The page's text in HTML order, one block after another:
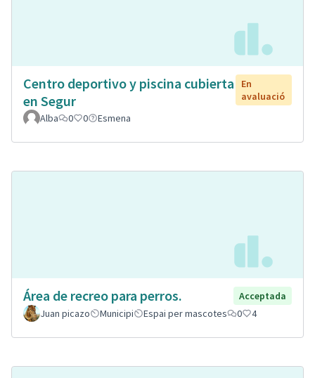
Centro deportivo y piscina cubierta
en Segur
En
avaluació
Alba
0 0 Esmena
Área de recreo para perros.
Acceptada
Juan picazo
Municipi Espai per mascotes 0 4